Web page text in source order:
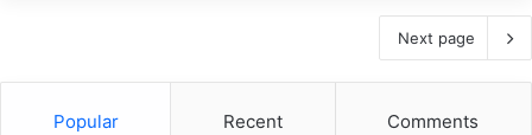
Next page
Popular Recent Comments